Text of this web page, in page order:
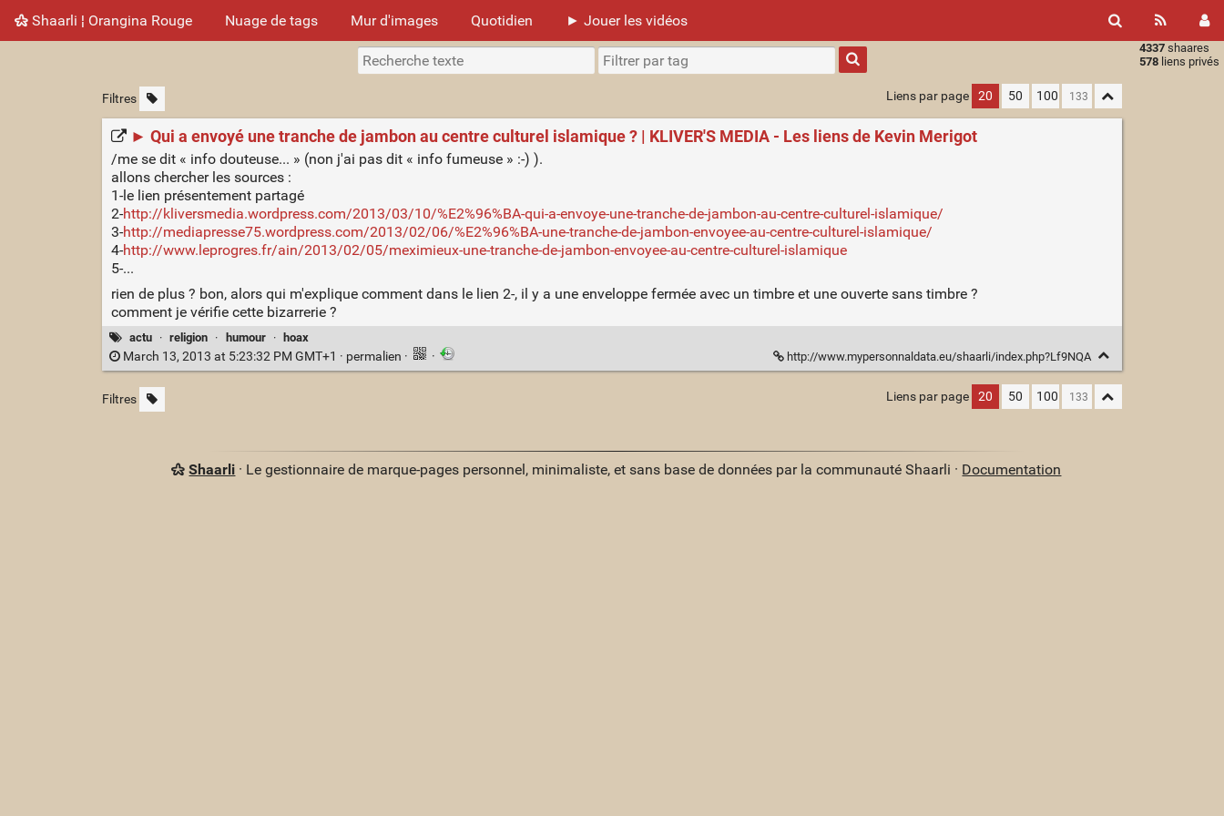
Shaarli ¦ Orangina Rouge Nuage de tags Mur d'images Quotidien ► Jouer les vidéos
4337 shaares
578 liens privés
Type 1 or
more
characters
results.
Filtres Liens par page 20 50 100
► Qui a envoyé une tranche de jambon au centre culturel islamique ? | KLIVER'S MEDIA - Les liens de Kevin Merigot
/me se dit « info douteuse... » (non j'ai pas dit « info fumeuse » :-) ).
allons chercher les sources :
1-le lien présentement partagé
2-http://kliversmedia.wordpress.com/2013/03/10/%E2%96%BA-qui-a-envoye-une-tranche-de-jambon-au-centre-culturel-islamique/
3-http://mediapresse75.wordpress.com/2013/02/06/%E2%96%BA-une-tranche-de-jambon-envoyee-au-centre-culturel-islamique/
4-http://www.leprogres.fr/ain/2013/02/05/meximieux-une-tranche-de-jambon-envoyee-au-centre-culturel-islamique
5-...
rien de plus ? bon, alors qui m'explique comment dans le lien 2-, il y a une enveloppe fermée avec un timbre et une ouverte sans timbre ?
comment je vérifie cette bizarrerie ?
actu · religion · humour · hoax
March 13, 2013 at 5:23:32 PM GMT+1 · permalien · · http://www.mypersonnaldata.eu/shaarli/index.php?Lf9NQA
Filtres Liens par page 20 50 100
Shaarli · Le gestionnaire de marque-pages personnel, minimaliste, et sans base de données par la communauté Shaarli · Documentation